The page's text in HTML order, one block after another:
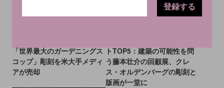
「世界最大のガーデニングス
コップ」彫刻を米大手メディ
アが売却
NEWS
トTOP5：建築の可能性を問
う藤本壮介の回顧展、クレ
ス・オルデンバーグの彫刻と
版画が一堂に
登録する